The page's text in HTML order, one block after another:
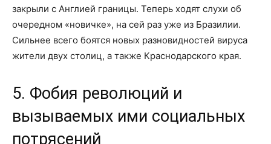
закрыли с Англией границы. Теперь ходят слухи об
очередном «новичке», на сей раз уже из Бразилии.
Сильнее всего боятся новых разновидностей вируса
жители двух столиц, а также Краснодарского края.
5. Фобия революций и
вызываемых ими социальных
потрясений